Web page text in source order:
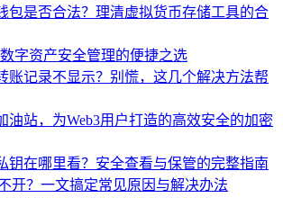
包是否合法？理清虚拟货币存储工具的合
字资产安全管理的便捷之选
账记录不显示？别慌，这几个解决方法帮
油站，为Web3用户打造的高效安全的加密
钥在哪里看？安全查看与保管的完整指南
开？一文搞定常见原因与解决办法